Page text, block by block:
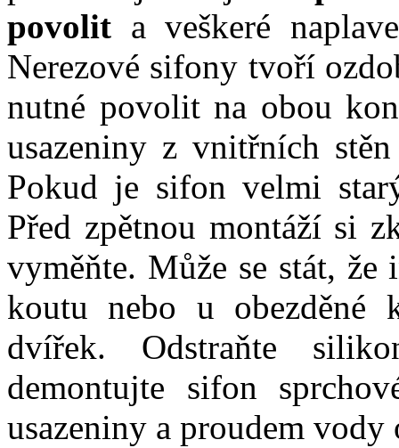
povolit a veškeré
Nerezové sifony tvoří
nutné povolit na obou
usazeniny z vnitřních
Pokud je sifon velmi
Před zpětnou montáží si
vyměňte. Může se stát, že
koutu nebo u obezděné
dvířek. Odstraňte
demontujte sifon
usazeniny a proudem